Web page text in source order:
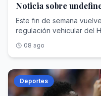
Noticia sobre
Este fin de semana
regulación vehicular del
Ambiente de la Ciudad
tránsito de ciertas
contaminación en la
México. Como seguramente ya sabess, antes de ponerse
al volante, cada
08 ago
Deportes